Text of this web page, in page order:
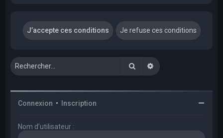
RechercherRecherche avancée
Connexion • Inscription
Nom d’utilisateur :